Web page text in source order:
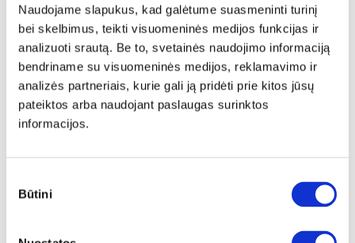
Naudojame slapukus, kad galėtume suasmeninti turinį
bei skelbimus, teikti visuomeninės medijos funkcijas ir
analizuoti srautą. Be to, svetainės naudojimo informaciją
bendriname su visuomeninės medijos, reklamavimo ir
analizės partneriais, kurie gali ją pridėti prie kitos jūsų
pateiktos arba naudojant paslaugas surinktos
informacijos.
pasirinkimas
Būtini
Išmatavimai: A:84cmP:154cm G:40cm
Kaina:
319€
Į krepšelį